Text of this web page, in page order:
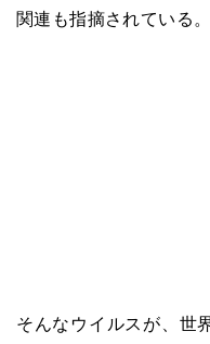
関連も指摘されている。
そんなウイルスが、世